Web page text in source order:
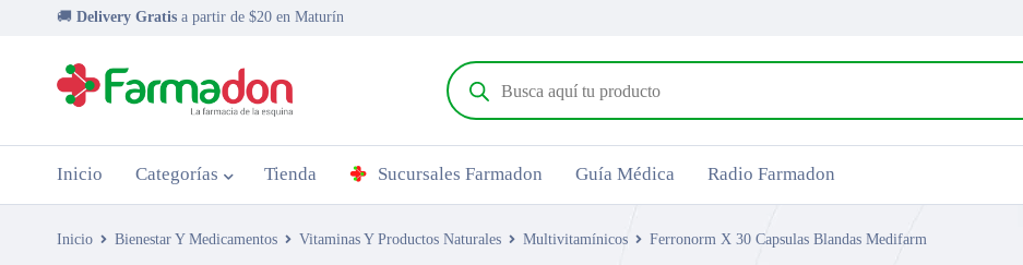
🚚 Delivery Gratis a partir de $20 en Maturín
Inicio Categorías Tienda Sucursales Farmadon Guía Médica Radio Farmadon
Inicio Bienestar Y Medicamentos Vitaminas Y Productos Naturales Multivitamínicos Ferronorm X 30 Capsulas Blandas Medifarm